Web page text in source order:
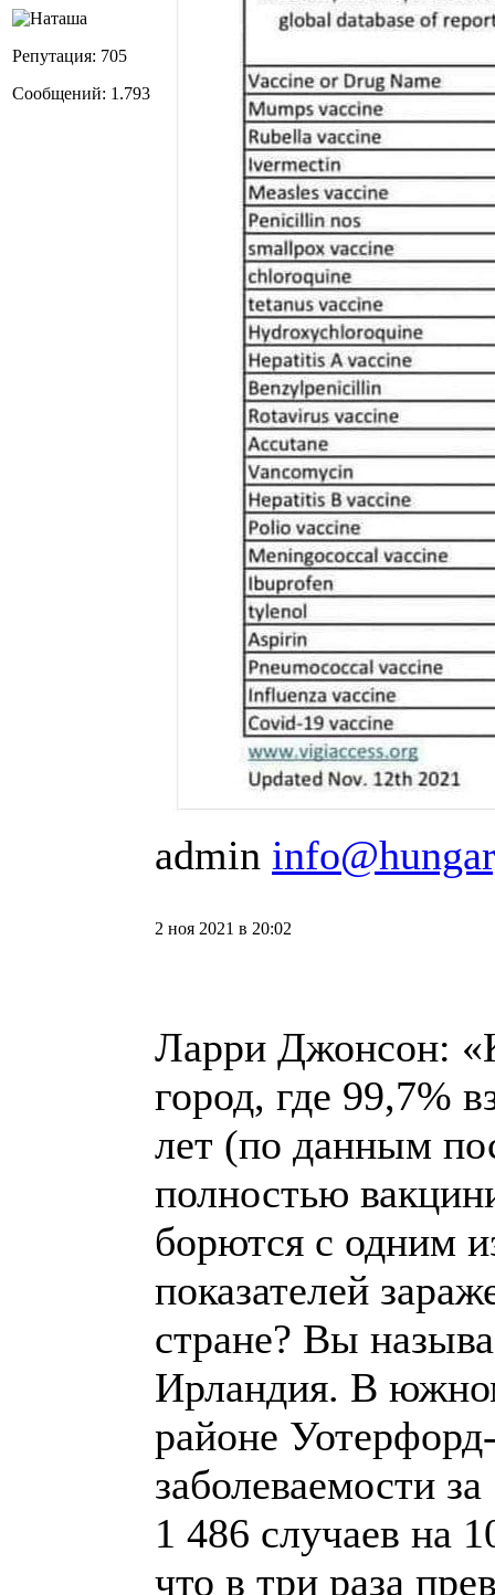
Репутация: 705
Сообщений: 1.793
admin
2 ноя 2021 в 20:02
Ларри Джонсон:
город, где 99,7%
лет (по данным
полностью
борются с одним
показателей
стране? Вы
Ирландия. В
районе
заболеваемости
1 486 случаев на
что в три раза